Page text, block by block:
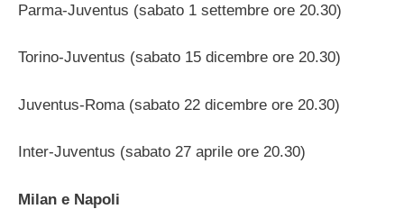
Parma-Juventus (sabato 1 settembre ore 20.30)
Torino-Juventus (sabato 15 dicembre ore 20.30)
Juventus-Roma (sabato 22 dicembre ore 20.30)
Inter-Juventus (sabato 27 aprile ore 20.30)
Milan e Napoli